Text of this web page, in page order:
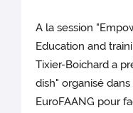
A la session
Education and
Tixier-Boichard a
dish" organisé
EuroFAANG pour